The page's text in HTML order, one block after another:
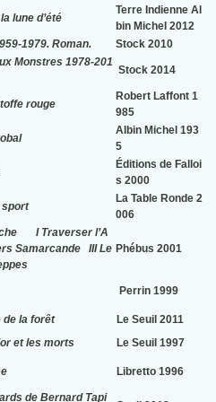
lune d’été
Terre Indienne Al
bin Michel 2012
1979. Roman. Stock 2010
Monstres 1978-201
Stock 2014
rouge
Robert Laffont 1
985
Albin Michel 193
5
Éditions de Falloi
s 2000
sport
La Table Ronde 2
006
I Traverser l’A
Samarcande III Le Phébus 2001
Perrin 1999
de la forêt
Le Seuil 2011
et les morts
Le Seuil 1997
Libretto 1996
de Bernard Tapi